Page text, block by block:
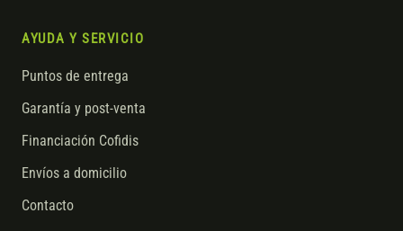
AYUDA Y SERVICIO
Puntos de entrega
Garantía y post-venta
Financiación Cofidis
Envíos a domicilio
Contacto